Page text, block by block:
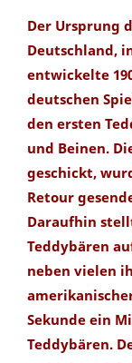
Der Ursprung
Deutschland,
entwickelte
deutschen
den ersten
und Beinen.
geschickt,
Retour
Daraufhin
Teddybären
neben vielen
Sekunde ein
Teddybären.